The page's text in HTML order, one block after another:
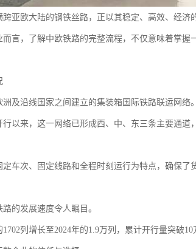
亚欧大陆的钢铁丝路，正以其稳定、高效、经济
言，了解中欧铁路的完整流程，不仅意味着掌握
及沿线国家之间建立的集装箱国际铁路联运网络。
行以来，这一网络已形成西、中、东三条主要通
车次、固定线路和全程时刻运行为特点，确保了
的发展速度令人瞩目。
列增长至2024年的1.9万列，累计开行量突破10